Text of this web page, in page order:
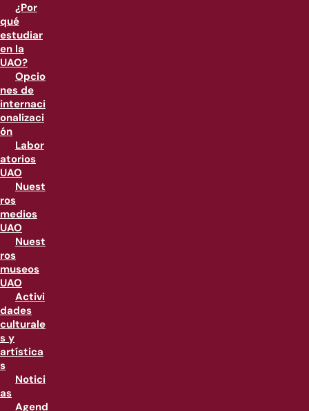
¿Por
qué
estudiar
en la
UAO?
Opcio
nes de
internaci
onalizaci
ón
Labor
atorios
UAO
Nuest
ros
medios
UAO
Nuest
ros
museos
UAO
Activi
dades
culturale
s y
artística
s
Notici
as
Agend